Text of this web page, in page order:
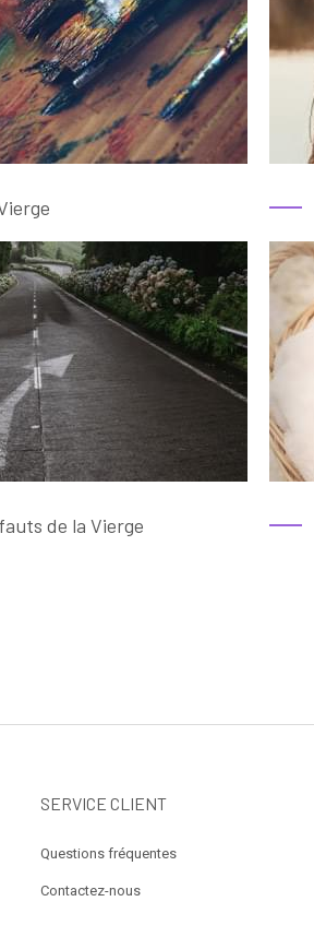
de la Vierge
SERVICE CLIENT
Questions fréquentes
Contactez-nous